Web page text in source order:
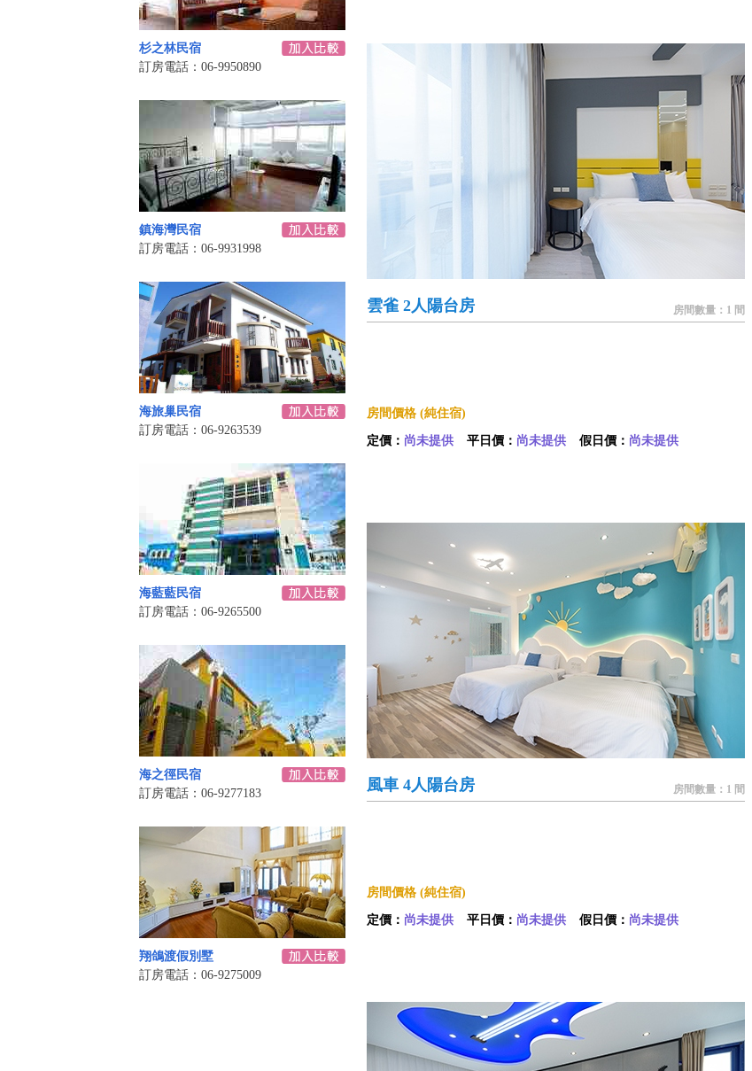
杉之林民宿
訂房電話：06-9950890
鎮海灣民宿
訂房電話：06-9931998
海旅巢民宿
訂房電話：06-9263539
海藍藍民宿
訂房電話：06-9265500
海之徑民宿
訂房電話：06-9277183
翔鴿渡假別墅
訂房電話：06-9275009
雲雀 2人陽台房 房間數量：1 間
房間價格 (純住宿)
定價： 尚未提供 平日價： 尚未提供 假日價： 尚未提供
風車 4人陽台房 房間數量：1 間
房間價格 (純住宿)
定價： 尚未提供 平日價： 尚未提供 假日價： 尚未提供